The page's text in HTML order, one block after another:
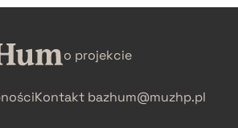
o projekcie
Kontakt bazhum@muzhp.pl